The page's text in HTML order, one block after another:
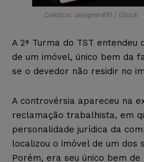
Créditos: designer491 | iStock
A 2ª Turma do TST entendeu
de um imóvel, único bem da
se o devedor não residir no
A controvérsia apareceu na
reclamação trabalhista, em
personalidade jurídica da
localizou o imóvel de um dos
Porém, era seu único bem